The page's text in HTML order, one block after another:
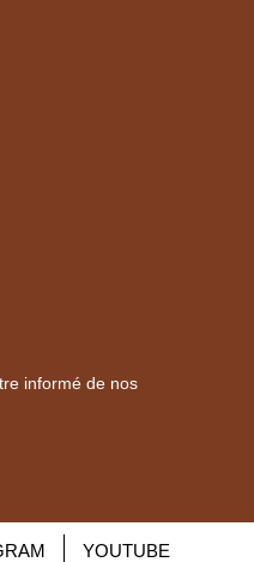
informé de nos
YOUTUBE